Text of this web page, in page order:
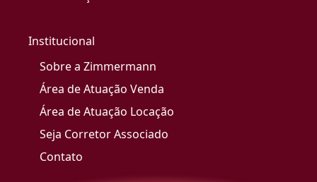
Institucional
Sobre a Zimmermann
Área de Atuação Venda
Área de Atuação Locação
Seja Corretor Associado
Contato